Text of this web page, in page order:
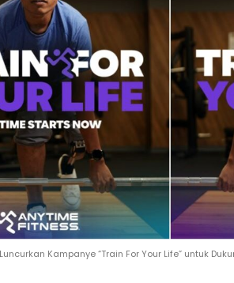
Kampanye “Train For Your Life” untuk